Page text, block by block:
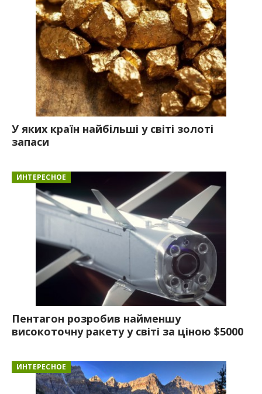
У яких країн найбільші у світі золоті
запаси
ИНТЕРЕСНОЕ
Пентагон розробив найменшу
високоточну ракету у світі за ціною $5000
ИНТЕРЕСНОЕ